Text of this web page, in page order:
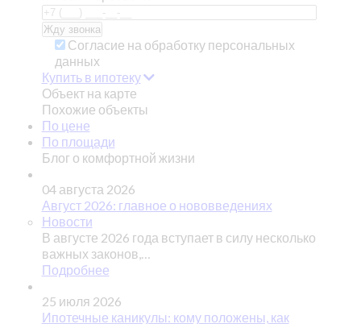
Согласие на обработку персональных
данных
Купить в ипотеку
Объект на карте
Похожие объекты
По цене
По площади
Блог о комфортной жизни
04 августа 2026
Август 2026: главное о нововведениях
Новости
В августе 2026 года вступает в силу несколько
важных законов,…
Подробнее
25 июля 2026
Ипотечные каникулы: кому положены, как